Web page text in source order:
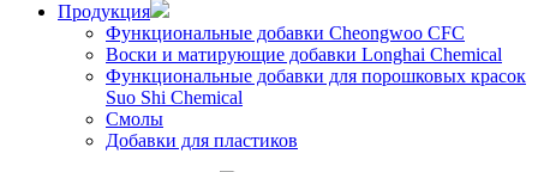
Продукция
Функциональные добавки Cheongwoo СFC
Воски и матирующие добавки Longhai Chemical
Функциональные добавки для порошковых красок
Suo Shi Chemical
Смолы
Добавки для пластиков